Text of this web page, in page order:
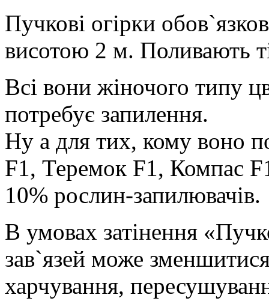
Пучкові огірки
висотою 2 м. Поливають
Всі вони жіночого типу
потребує запилення.
Ну а для тих, кому воно
F1, Теремок F1, Компас
10% рослин-запилювачів.
В умовах затінення
зав`язей може
харчування,